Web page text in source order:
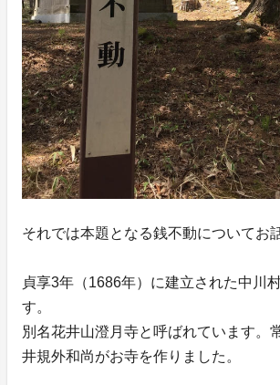
それでは本題となる銭不動についてお
貞享3年（1686年）に建立された中川
す。
別名花井山澄月寺と呼ばれています。
井規外和尚がお寺を作りました。